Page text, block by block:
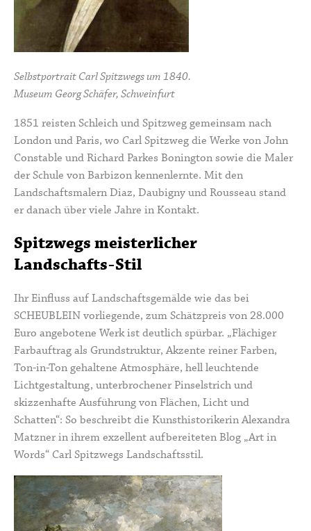
Selbstportrait Carl Spitzwegs um 1840.
Museum Georg Schäfer, Schweinfurt
1851 reisten Schleich und Spitzweg gemeinsam nach
London und Paris, wo Carl Spitzweg die Werke vonJohn
Constable und Richard Parkes Boningtonsowie die Maler
derSchule von Barbizonkennenlernte. Mit den
Landschaftsmalern Diaz, Daubigny und Rousseau stand
er danach über viele Jahre in Kontakt.
Spitzwegs meisterlicher
Landschafts-Stil
Ihr Einfluss auf Landschaftsgemälde wie das bei
SCHEUBLEIN vorliegende, zum Schätzpreis von 28.000
Euro angebotene Werk ist deutlich spürbar. „Flächiger
Farbauftrag als Grundstruktur, Akzente reiner Farben,
Ton-in-Ton gehaltene Atmosphäre, hell leuchtende
Lichtgestaltung, unterbrochener Pinselstrich und
skizzenhafte Ausführung von Flächen, Licht und
Schatten“: So beschreibt die Kunsthistorikerin Alexandra
Matzner in ihrem exzellent aufbereiteten Blog „Art in
Words“ Carl Spitzwegs Landschaftsstil.